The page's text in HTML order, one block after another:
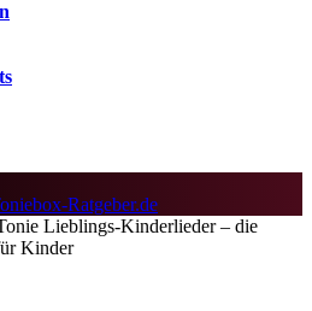
Lieblings-Kinderlieder – die
Kinder